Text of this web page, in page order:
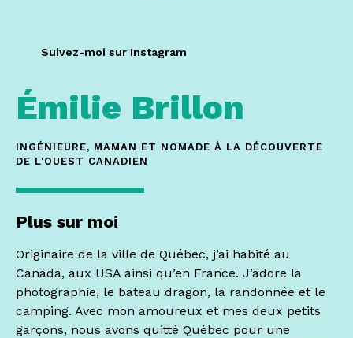
Suivez-moi sur Instagram
Émilie Brillon
INGÉNIEURE, MAMAN ET NOMADE À LA DÉCOUVERTE
DE L'OUEST CANADIEN
Plus sur moi
Originaire de la ville de Québec, j’ai habité au
Canada, aux USA ainsi qu’en France. J’adore la
photographie, le bateau dragon, la randonnée et le
camping. Avec mon amoureux et mes deux petits
garçons, nous avons quitté Québec pour une